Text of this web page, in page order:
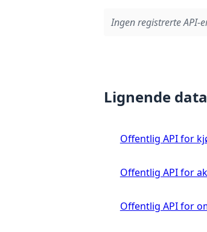
Ingen registrerte API-
Lignende
Offentlig API for
Offentlig API for
Offentlig API for